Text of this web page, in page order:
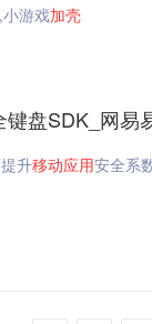
游戏加壳
盘SDK_网易
升移动应用安全系